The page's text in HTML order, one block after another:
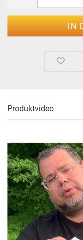
Produktvideo